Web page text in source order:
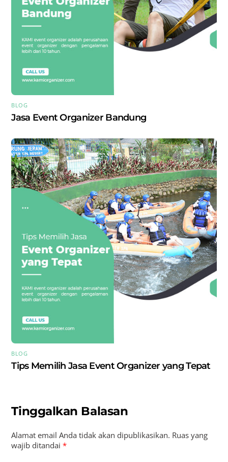
BLOG
Jasa Event Organizer Bandung
BLOG
Tips Memilih Jasa Event Organizer yang Tepat
Tinggalkan Balasan
Alamat email Anda tidak akan dipublikasikan. Ruas yang
wajib ditandai*